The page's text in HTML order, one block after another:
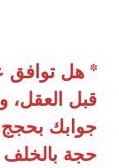
* هل توافق
قبل
جوابك
حجة بالخلف